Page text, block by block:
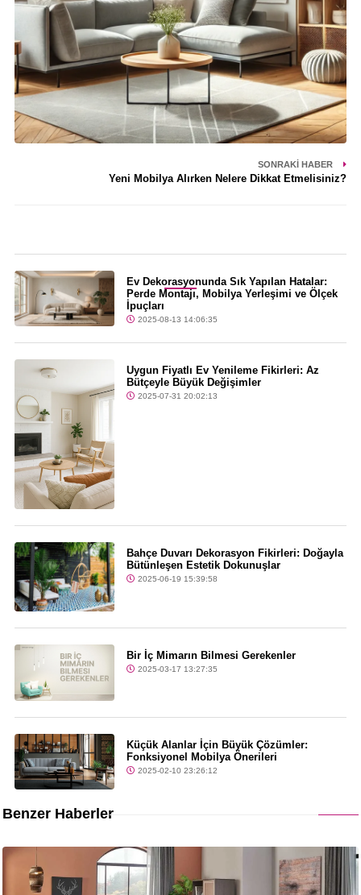
SONRAKI HABER
Yeni Mobilya Alırken Nelere Dikkat Etmelisiniz?
Ev Dekorasyonunda Sık Yapılan Hatalar:
Perde Montajı, Mobilya Yerleşimi ve Ölçek
İpuçları
2025-08-13 14:06:35
Uygun Fiyatlı Ev Yenileme Fikirleri: Az
Bütçeyle Büyük Değişimler
2025-07-31 20:02:13
Bahçe Duvarı Dekorasyon Fikirleri: Doğayla
Bütünleşen Estetik Dokunuşlar
2025-06-19 15:39:58
Bir İç Mimarın Bilmesi Gerekenler
2025-03-17 13:27:35
Küçük Alanlar İçin Büyük Çözümler:
Fonksiyonel Mobilya Önerileri
2025-02-10 23:26:12
Benzer Haberler